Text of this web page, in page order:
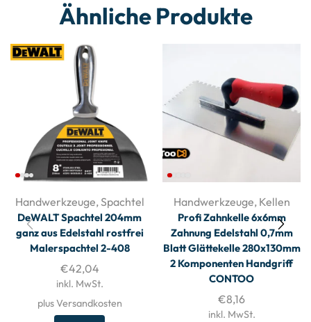
Ähnliche Produkte
Handwerkzeuge,Spachtel
DeWALT Spachtel 204mm
ganz aus Edelstahl rostfrei
Malerspachtel 2-408
€42,04
inkl. MwSt.
plus Versandkosten
Handwerkzeuge, Kellen
Profi Zahnkelle 6x6mm
Zahnung Edelstahl 0,7mm
Blatt Glättekelle 280x130mm
2 Komponenten Handgriff
CONTOO
€8,16
inkl. MwSt.